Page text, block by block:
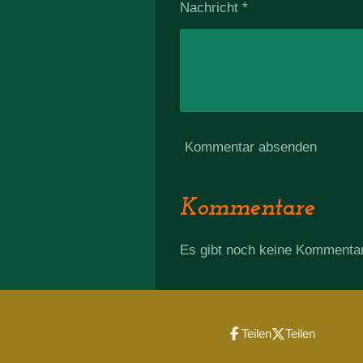
Nachricht *
Kommentar absenden
Kommentare
Es gibt noch keine
Teilen Teilen